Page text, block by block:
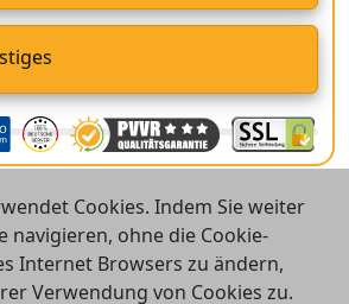
GmbH
Cookies. Indem Sie weiter
navigieren, ohne die Cookie-
Internet Browsers zu ändern,
Verwendung von Cookies zu.